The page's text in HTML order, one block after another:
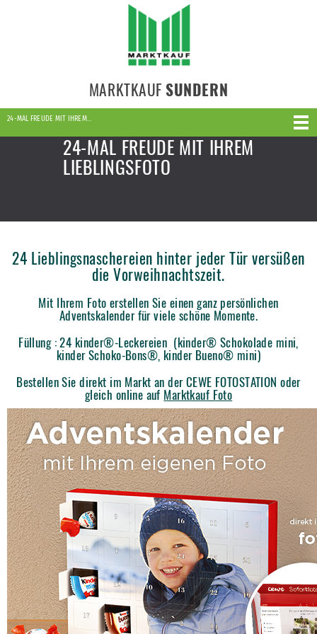
MARKTKAUF SUNDERN
24-MAL FREUDE MIT IHREM…
24-MAL FREUDE MIT IHREM
LIEBLINGSFOTO
24 Lieblingsnaschereien hinter jeder Tür versüßen
die Vorweihnachtszeit.
Mit Ihrem Foto erstellen Sie einen ganz persönlichen
Adventskalender für viele schöne Momente.
Füllung : 24 kinder®-Leckereien (kinder® Schokolade mini,
kinder Schoko-Bons®, kinder Bueno® mini)
Bestellen Sie direkt im Markt an der CEWE FOTOSTATION oder
gleich online auf Marktkauf Foto